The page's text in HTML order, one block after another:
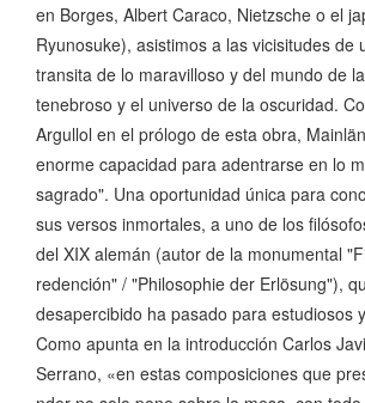
en Borges, Albert Caraco, Nietzsche o el
Ryunosuke), asistimos a las vicisitudes de
transita de lo maravilloso y del mundo de
tenebroso y el universo de la oscuridad.
Argullol en el prólogo de esta obra,
enorme capacidad para adentrarse en lo
sagrado". Una oportunidad única para
sus versos inmortales, a uno de los
del XIX alemán (autor de la monumental
redención" / "Philosophie der Erlösung"),
desapercibido ha pasado para estudiosos
Como apunta en la introducción Carlos
Serrano, «en estas composiciones que